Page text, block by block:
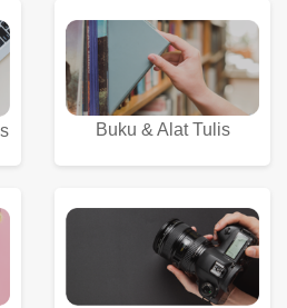
Buku & Alat Tulis